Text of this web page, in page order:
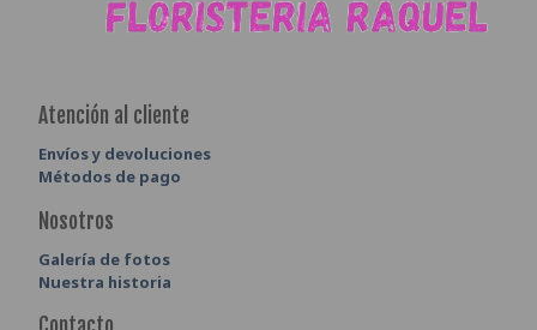
Atención al cliente
Envíos y devoluciones
Métodos de pago
Nosotros
Galería de fotos
Nuestra historia